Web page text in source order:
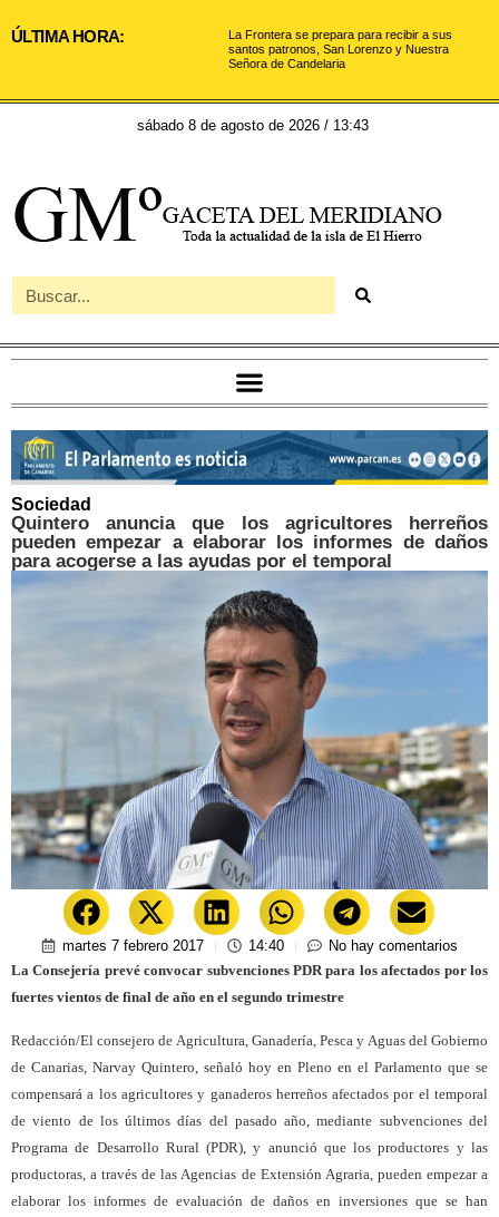
ÚLTIMA HORA:
La Frontera se prepara para recibir a sus
santos patronos, San Lorenzo y Nuestra
Señora de Candelaria
sábado 8 de agosto de 2026 / 13:43
Sociedad
Quintero anuncia que los agricultores herreños
pueden empezar a elaborar los informes de daños
para acogerse a las ayudas por el temporal
martes 7 febrero 2017 14:40
No hay comentarios
La Consejería prevé convocar subvenciones PDR para los afectados por los
fuertes vientos de final de año en el segundo trimestre
Redacción/El consejero de Agricultura, Ganadería, Pesca y Aguas del Gobierno
de Canarias, Narvay Quintero, señaló hoy en Pleno en el Parlamento que se
compensará a los agricultores y ganaderos herreños afectados por el temporal
de viento de los últimos días del pasado año, mediante subvenciones del
Programa de Desarrollo Rural (PDR), y anunció que los productores y las
productoras, a través de las Agencias de Extensión Agraria, pueden empezar a
elaborar los informes de evaluación de daños en inversiones que se han